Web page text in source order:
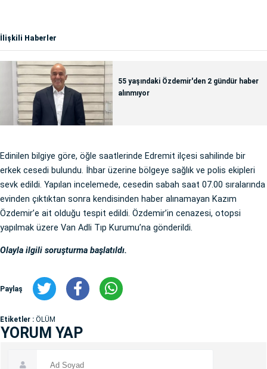
İlişkili Haberler
55 yaşındaki Özdemir'den 2 gündür haber
alınmıyor
Edinilen bilgiye göre, öğle saatlerinde Edremit ilçesi sahilinde bir
erkek cesedi bulundu. İhbar üzerine bölgeye sağlık ve polis ekipleri
sevk edildi. Yapılan incelemede, cesedin sabah saat 07.00 sıralarında
evinden çıktıktan sonra kendisinden haber alınamayan Kazım
Özdemir’e ait olduğu tespit edildi. Özdemir’in cenazesi, otopsi
yapılmak üzere Van Adli Tıp Kurumu’na gönderildi.
Olayla ilgili soruşturma başlatıldı.
Paylaş
Etiketler : ÖLÜM
YORUM YAP